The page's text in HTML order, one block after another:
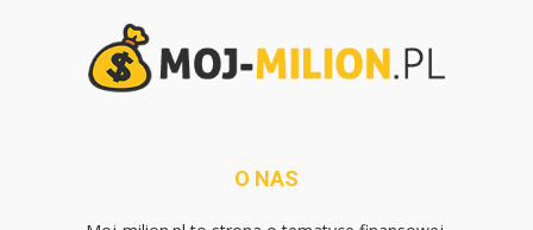
O NAS